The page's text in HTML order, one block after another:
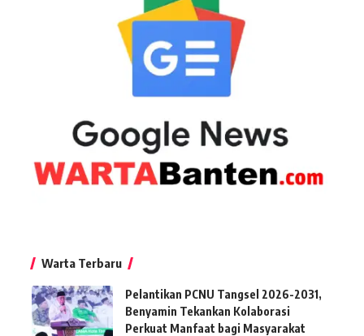
Warta Terbaru
Pelantikan PCNU Tangsel 2026-2031,
Benyamin Tekankan Kolaborasi
Perkuat Manfaat bagi Masyarakat